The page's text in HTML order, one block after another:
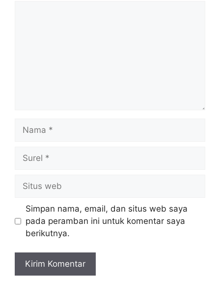
Nama
Surel
Situs
web
Simpan nama, email, dan situs web saya
pada peramban ini untuk komentar saya
berikutnya.